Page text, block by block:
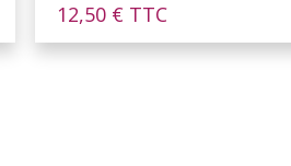
12,50 € TTC